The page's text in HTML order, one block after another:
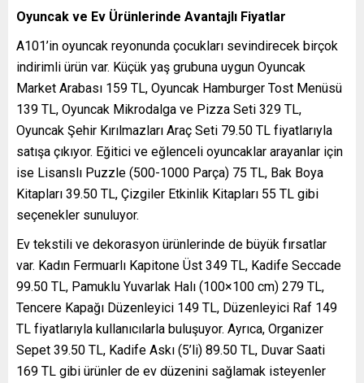
Oyuncak ve Ev Ürünlerinde Avantajlı Fiyatlar
A101’in oyuncak reyonunda çocukları sevindirecek birçok
indirimli ürün var. Küçük yaş grubuna uygun Oyuncak
Market Arabası 159 TL, Oyuncak Hamburger Tost Menüsü
139 TL, Oyuncak Mikrodalga ve Pizza Seti 329 TL,
Oyuncak Şehir Kırılmazları Araç Seti 79.50 TL fiyatlarıyla
satışa çıkıyor. Eğitici ve eğlenceli oyuncaklar arayanlar için
ise Lisanslı Puzzle (500-1000 Parça) 75 TL, Bak Boya
Kitapları 39.50 TL, Çizgiler Etkinlik Kitapları 55 TL gibi
seçenekler sunuluyor.
Ev tekstili ve dekorasyon ürünlerinde de büyük fırsatlar
var. Kadın Fermuarlı Kapitone Üst 349 TL, Kadife Seccade
99.50 TL, Pamuklu Yuvarlak Halı (100×100 cm) 279 TL,
Tencere Kapağı Düzenleyici 149 TL, Düzenleyici Raf 149
TL fiyatlarıyla kullanıcılarla buluşuyor. Ayrıca, Organizer
Sepet 39.50 TL, Kadife Askı (5’li) 89.50 TL, Duvar Saati
169 TL gibi ürünler de ev düzenini sağlamak isteyenler